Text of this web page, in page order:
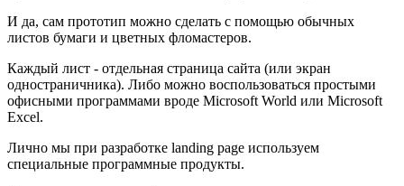
И да, сам прототип можно сделать с помощью обычных
листов бумаги и цветных фломастеров.
Каждый лист - отдельная страница сайта (или экран
одностраничника). Либо можно воспользоваться простыми
офисными программами вроде Microsoft World или Microsoft
Excel.
Лично мы при разработке landing page используем
специальные программные продукты.